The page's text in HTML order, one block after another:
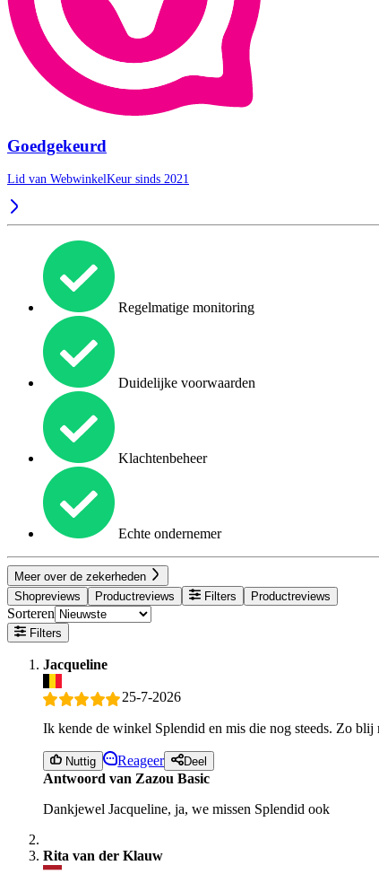
Goedgekeurd
Lid van WebwinkelKeur sinds 2021
Regelmatige monitoring
Duidelijke voorwaarden
Klachtenbeheer
Echte ondernemer
Meer over de zekerheden
Shopreviews
Productreviews Filters Productreviews
Sorteren
Filters
Jacqueline
25-7-2026
Ik kende de winkel Splendid en mis die nog steeds. Zo blij
Nuttig Reageer Deel
Antwoord van Zazou Basic
Dankjewel Jacqueline, ja, we missen Splendid ook
Rita van der Klauw